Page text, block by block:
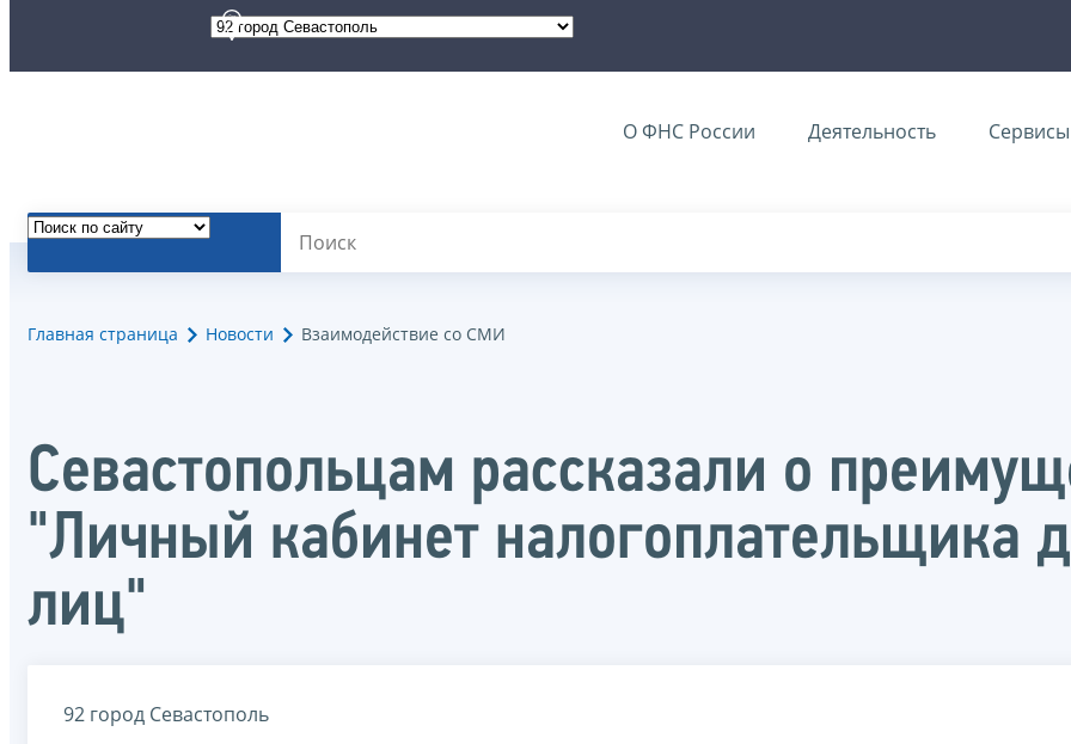
О ФНС России Деятельность Сервисы
Главная страница Новости Взаимодействие со СМИ
Севастопольцам рассказали о
"Личный кабинет налогоплательщика
лиц"
92 город Севастополь